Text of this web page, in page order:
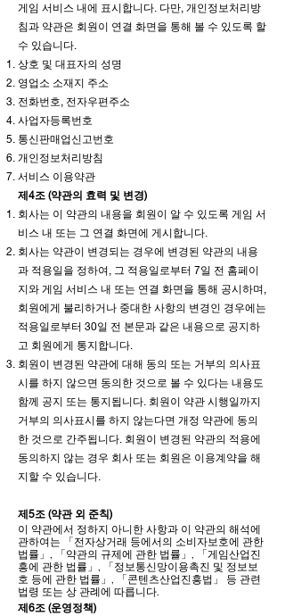
게임 서비스 내에 표시합니다. 다만, 개인정보처리방
침과 약관은 회원이 연결 화면을 통해 볼 수 있도록 할
수 있습니다.
상호 및 대표자의 성명
영업소 소재지 주소
전화번호, 전자우편주소
사업자등록번호
통신판매업신고번호
개인정보처리방침
서비스 이용약관
제4조 (약관의 효력 및 변경)
회사는 이 약관의 내용을 회원이 알 수 있도록 게임 서
비스 내 또는 그 연결 화면에 게시합니다.
회사는 약관이 변경되는 경우에 변경된 약관의 내용
과 적용일을 정하여, 그 적용일로부터 7일 전 홈페이
지와 게임 서비스 내 또는 연결 화면을 통해 공시하며,
회원에게 불리하거나 중대한 사항의 변경인 경우에는
적용일로부터 30일 전 본문과 같은 내용으로 공지하
고 회원에게 통지합니다.
회원이 변경된 약관에 대해 동의 또는 거부의 의사표
시를 하지 않으면 동의한 것으로 볼 수 있다는 내용도
함께 공지 또는 통지됩니다. 회원이 약관 시행일까지
거부의 의사표시를 하지 않는다면 개정 약관에 동의
한 것으로 간주됩니다. 회원이 변경된 약관의 적용에
동의하지 않는 경우 회사 또는 회원은 이용계약을 해
지할 수 있습니다.
제5조 (약관 외 준칙)
이 약관에서 정하지 아니한 사항과 이 약관의 해석에
관하여는 「전자상거래 등에서의 소비자보호에 관한
법률」, 「약관의 규제에 관한 법률」, 「게임산업진
흥에 관한 법률」, 「정보통신망이용촉진 및 정보보
호 등에 관한 법률」, 「콘텐츠산업진흥법」 등 관련
법령 또는 상 관례에 따릅니다.
제6조 (운영정책)